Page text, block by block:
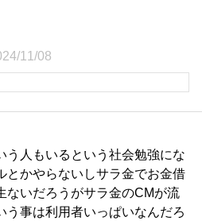
11/08
う人もいるという社会勉強にな
とかやらないしサラ金でお金借
ないだろうがサラ金のCMが流
う事は利用者いっぱいなんだろ